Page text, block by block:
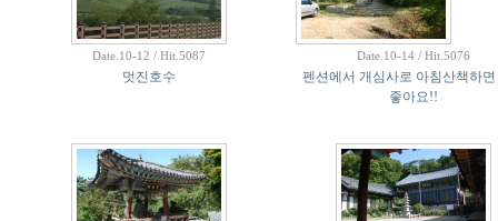
Date.10-12 / Hit.5087
멋진호수
Date.10-14 / Hit.5076
펜션에서 개심사로 아침산책하면
좋아요!!